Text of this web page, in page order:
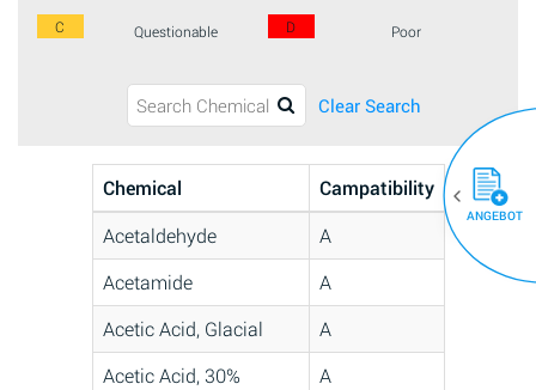
C Questionable D Poor
Clear Search
Chemical
Campatibility
Acetaldehyde
A
Acetamide
A
Acetic Acid, Glacial
A
Acetic Acid, 30%
A
ANGEBOT